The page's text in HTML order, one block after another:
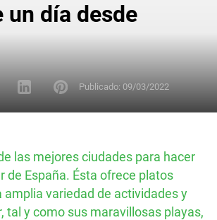
un día desde
Publicado: 09/03/2022
las mejores ciudades para hacer
de España. Ésta ofrece platos
amplia variedad de actividades y
tal y como sus maravillosas playas,